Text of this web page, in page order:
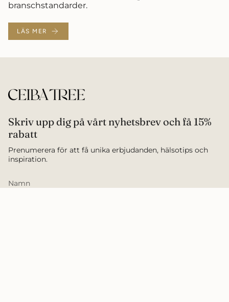
branschstandarder.
LÄS MER
Skriv upp dig på vårt nyhetsbrev och få 15%
rabatt
Prenumerera för att få unika erbjudanden, hälsotips och
inspiration.